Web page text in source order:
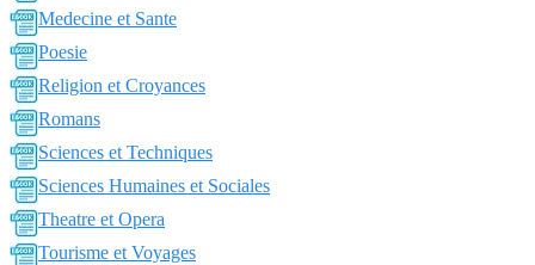
Medecine et Sante
Poesie
Religion et Croyances
Romans
Sciences et Techniques
Sciences Humaines et Sociales
Theatre et Opera
Tourisme et Voyages